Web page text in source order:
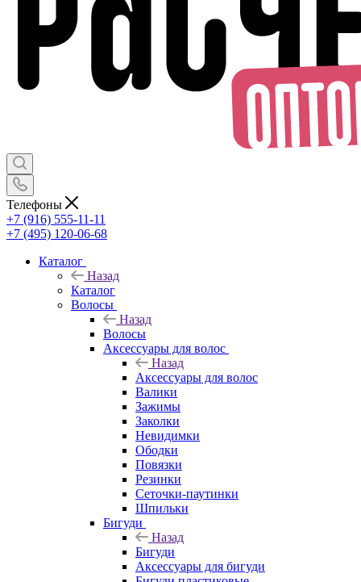
Телефоны
+7 (916) 555-11-11
+7 (495) 120-06-68
Каталог
Назад
Каталог
Волосы
Назад
Волосы
Аксессуары для волос
Назад
Аксессуары для волос
Валики
Зажимы
Заколки
Невидимки
Ободки
Повязки
Резинки
Сеточки-паутинки
Шпильки
Бигуди
Назад
Бигуди
Аксессуары для бигуди